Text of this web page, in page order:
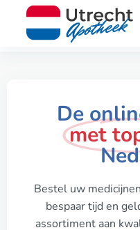
De
met
Bestel uw
bespaar tijd en
assortiment aan